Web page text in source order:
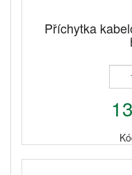
Příchytka